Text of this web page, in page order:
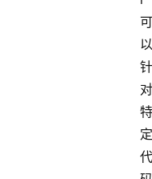
可
以
针
对
特
定
代